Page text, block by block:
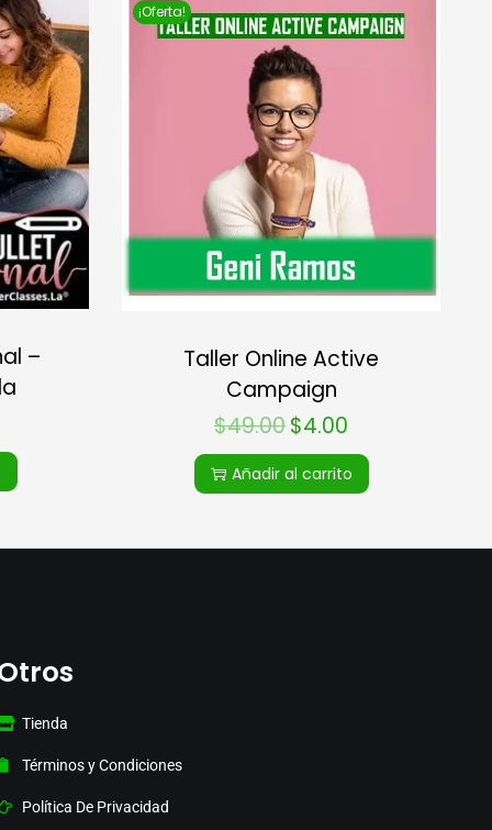
–
¡Oferta!
Taller Online Active
Campaign
$49.00$4.00
Añadir al carrito
Tienda
Términos y Condiciones
Política De Privacidad